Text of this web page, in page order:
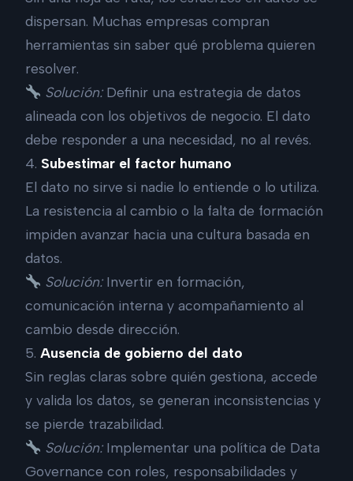
dispersan. Muchas empresas compran
herramientas sin saber qué problema quieren
resolver.
Solución:Definir una estrategia de datos
alineada con los objetivos de negocio. El dato
debe responder a una necesidad, no al revés.
4. Subestimar el factor humano
El dato no sirve si nadie lo entiende o lo utiliza.
La resistencia al cambio o la falta de formación
impiden avanzar hacia una cultura basada en
datos.
Solución:Invertir en formación,
comunicación interna y acompañamiento al
cambio desde dirección.
5. Ausencia de gobierno del dato
Sin reglas claras sobre quién gestiona, accede
y valida los datos, se generan inconsistencias y
se pierde trazabilidad.
Solución:Implementar una política de Data
Governance con roles, responsabilidades y